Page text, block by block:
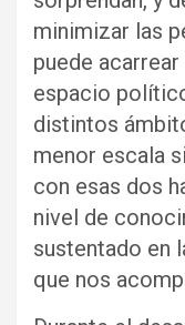
minimizar las
puede
espacio
distintos
menor escala
con esas dos
nivel de
sustentado en
que nos